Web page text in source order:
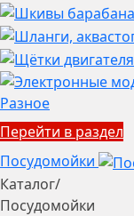
Разное
Перейти в раздел
Посудомойки
Каталог/
Посудомойки